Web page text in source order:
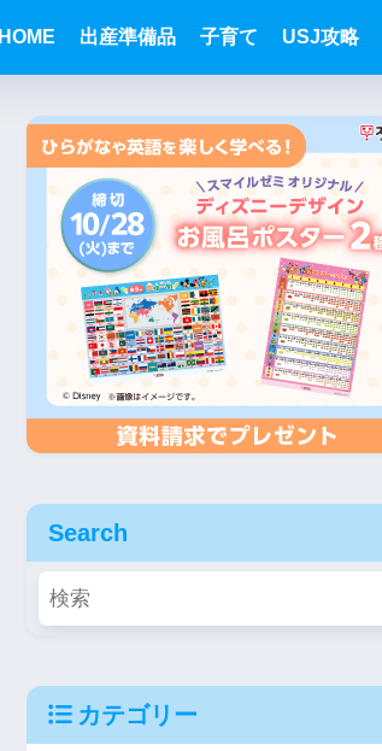
HOME 出産準備品 子育て USJ攻略
Search
カテゴリー